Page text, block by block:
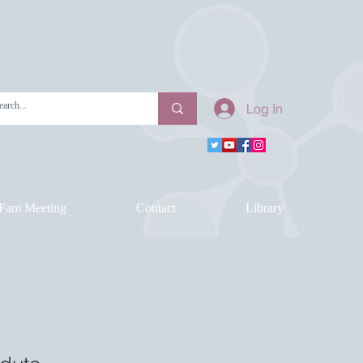
Meeting Contact Library
Log In